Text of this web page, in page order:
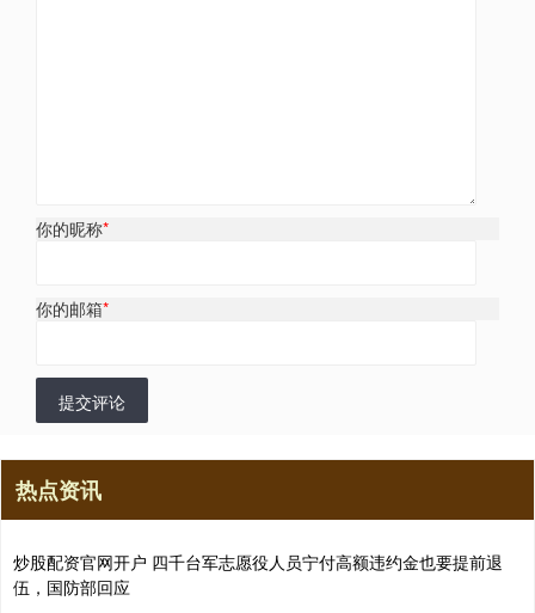
你的昵称*
你的邮箱*
提交评论
热点资讯
炒股配资官网开户 四千台军志愿役人员宁付高额违约金也要提前退
伍，国防部回应